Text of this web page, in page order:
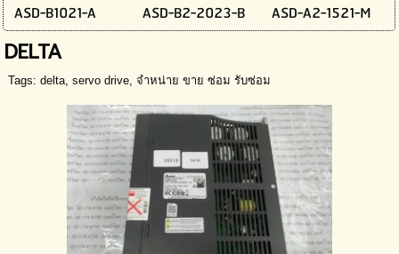
ASD-B1021-A
ASD-B2-2023-B ASD-A2-1521-M
DELTA
Tags: delta, servo drive, จำหน่าย ขาย ซ่อม รับซ่อม